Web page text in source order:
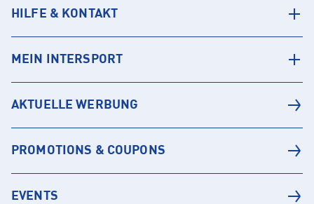
HILFE & KONTAKT
MEIN INTERSPORT
AKTUELLE WERBUNG
PROMOTIONS & COUPONS
EVENTS